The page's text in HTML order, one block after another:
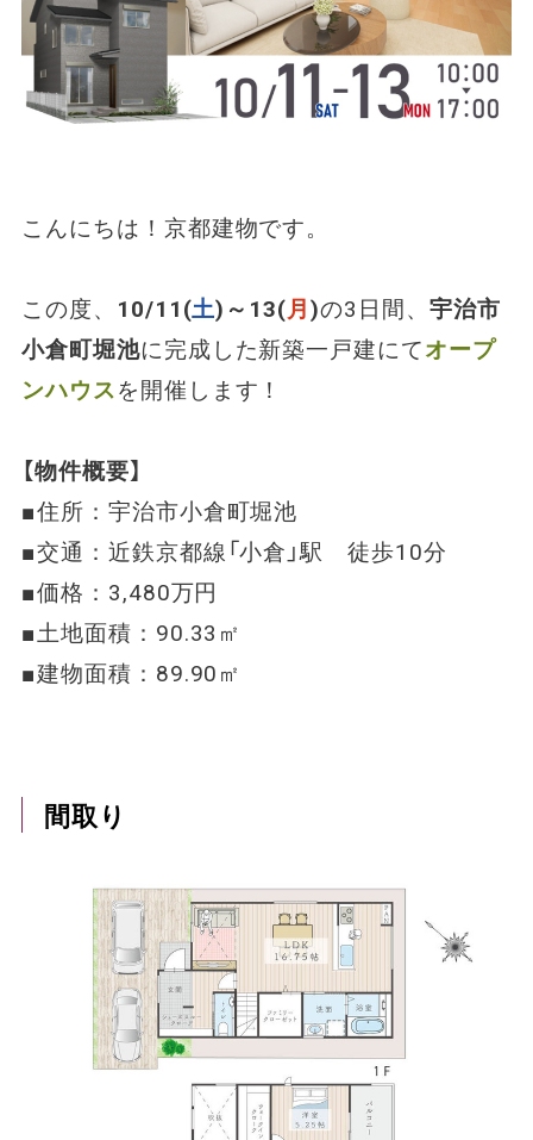
こんにちは！京都建物です。
この度、 10/11(土)～13(月)の3日間、 宇治市
小倉町堀池に完成した新築一戸建にてオープ
ンハウスを開催します！
【物件概要】
■住所：宇治市小倉町堀池
■交通：近鉄京都線「小倉」駅 徒歩10分
■価格：3,480万円
■土地面積：90.33㎡
■建物面積：89.90㎡
間取り